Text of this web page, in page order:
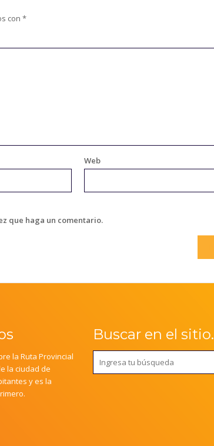
con *
Web
que haga un comentario.
la Ruta Provincial
la ciudad de
y es la
Buscar en el sitio.